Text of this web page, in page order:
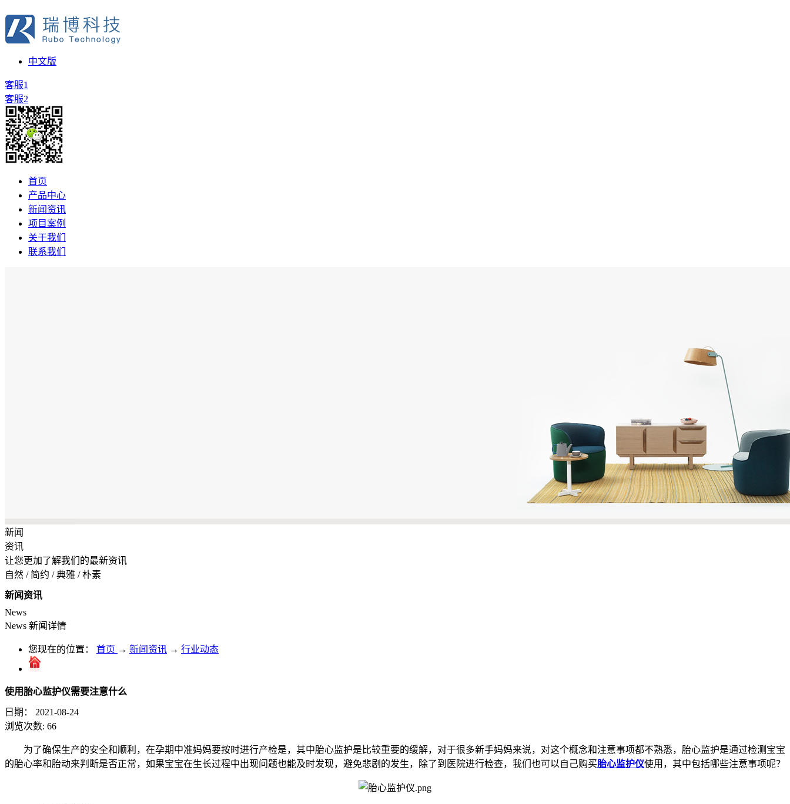
中文版
客服1
客服2
首页
产品中心
新闻资讯
项目案例
关于我们
联系我们
新闻
资讯
让您更加了解我们的最新资讯
自然 / 简约 / 典雅 / 朴素
新闻资讯
News
News 新闻详情
您现在的位置： 首页 → 新闻资讯 → 行业动态
使用胎心监护仪需要注意什么
日期：
2021-08-24
浏览次数: 66
为了确保生产的安全和顺利，在孕期中准妈妈要按时进行产检是，其中胎心监护是比较重要的缓解，对于很多新手妈妈来说，对这个概念和注意事项都不熟悉，胎心监护是通过检测宝宝
的胎心率和胎动来判断是否正常，如果宝宝在生长过程中出现问题也能及时发现，避免悲剧的发生，除了到医院进行检查，我们也可以自己购买胎心监护仪使用，其中包括哪些注意事项呢？